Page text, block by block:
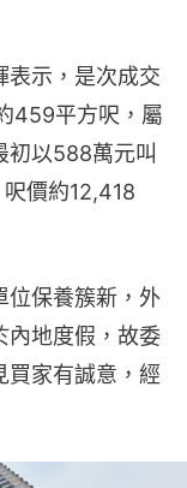
表示，是次成交
459平方呎，屬
初以588萬元叫
價約12,418
位保養簇新，外
內地度假，故委
買家有誠意，經